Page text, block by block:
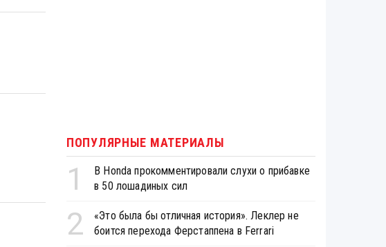
ПОПУЛЯРНЫЕ МАТЕРИАЛЫ
1
В Honda прокомментировали слухи о прибавке
в 50 лошадиных сил
2
«Это была бы отличная история». Леклер не
боится перехода Ферстаппена в Ferrari